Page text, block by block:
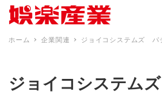
ホーム 企業関連 ジョイコシステムズ パ
ジョイコシステム